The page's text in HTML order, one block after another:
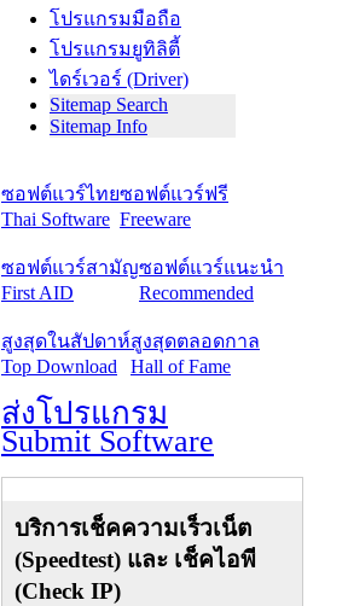
โปรแกรมมือถือ
โปรแกรมยูทิลิตี้
ไดร์เวอร์ (Driver)
Sitemap Search
Sitemap Info
ซอฟต์แวร์ไทย
Thai Software
ซอฟต์แวร์ฟรี
Freeware
ซอฟต์แวร์สามัญ
First AID
ซอฟต์แวร์แนะนำ
Recommended
สูงสุดในสัปดาห์
Top Download
สูงสุดตลอดกาล
Hall of Fame
ส่งโปรแกรม
Submit Software
บริการเช็คความเร็วเน็ต
(Speedtest) และ เช็คไอพี
(Check IP)